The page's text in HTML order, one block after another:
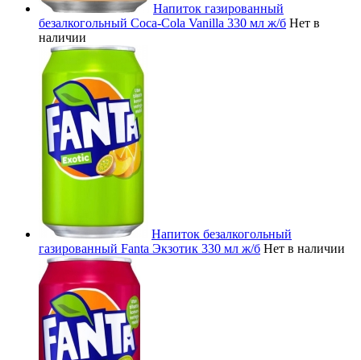
Напиток газированный
безалкогольный Coca-Cola Vanilla 330 мл ж/б Нет в
наличии
Напиток безалкогольный
газированный Fanta Экзотик 330 мл ж/б Нет в наличии